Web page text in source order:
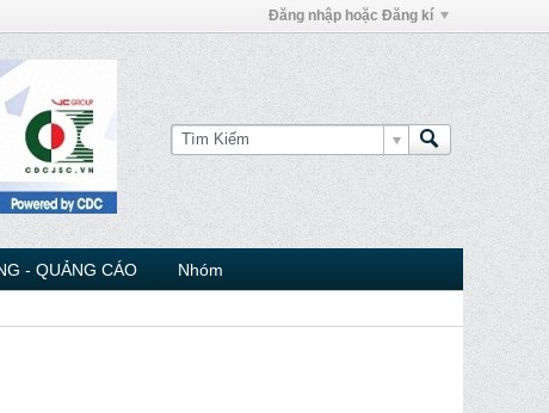
Đăng nhập hoặc Đăng kí
- QUẢNG CÁO Nhóm